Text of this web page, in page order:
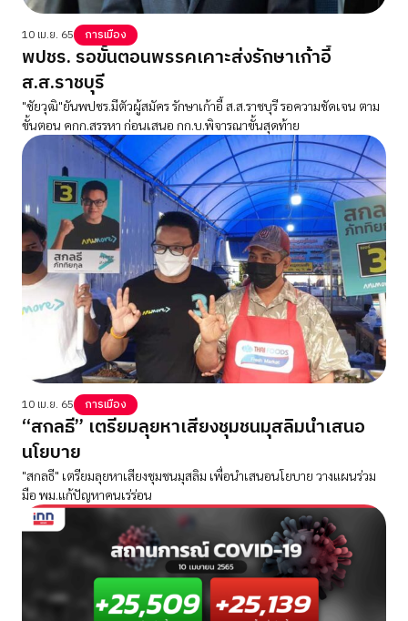
10 เม.ย. 65 การเมือง
พปชร. รอขั้นตอนพรรคเคาะส่งรักษาเก้าอี้
ส.ส.ราชบุรี
"ชัยวุฒิ"ยันพปชร.มีตัวผู้สมัคร รักษาเก้าอี้ ส.ส.ราชบุรี รอความชัดเจน ตาม
ขั้นตอน คกก.สรรหา ก่อนเสนอ กก.บ.พิจารณาขั้นสุดท้าย
10 เม.ย. 65 การเมือง
“สกลธี” เตรียมลุยหาเสียงชุมชนมุสลิมนำเสนอ
นโยบาย
"สกลธี" เตรียมลุยหาเสียงชุมชนมุสลิม เพื่อนำเสนอนโยบาย วางแผนร่วม
มือ พม.แก้ปัญหาคนเร่ร่อน